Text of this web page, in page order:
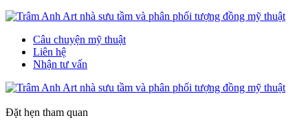
Câu chuyện mỹ thuật
Liên hệ
Nhận tư vấn
Đặt hẹn tham quan